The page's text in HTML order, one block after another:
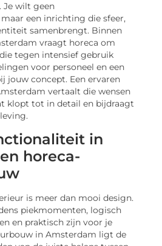
Je wilt geen
een inrichting die sfeer,
samenbrengt. Binnen
vraagt horeca om
tegen intensief gebruik
voor personeel en een
jouw concept. Een ervaren
vertaalt die wensen
klopt tot in detail en bijdraagt
in
horeca-
is meer dan mooi design.
piekmomenten, logisch
en praktisch zijn voor je
in Amsterdam ligt de